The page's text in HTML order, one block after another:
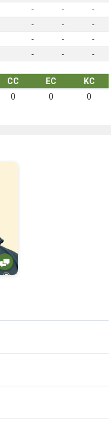
- -
-
- -
-
- -
-
- - -
CC EC
KC
0 0 0